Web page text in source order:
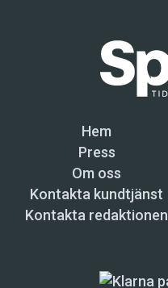
Hem
Press
Om oss
Kontakta kundtjänst
Kontakta redaktionen